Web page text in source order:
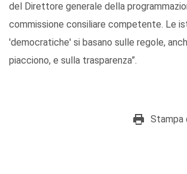
del Direttore generale della
commissione consiliare competente. Le
'democratiche' si basano sulle regole,
piacciono, e sulla trasparenza”.
Stampa